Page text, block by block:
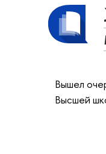
Вышел
Высшей